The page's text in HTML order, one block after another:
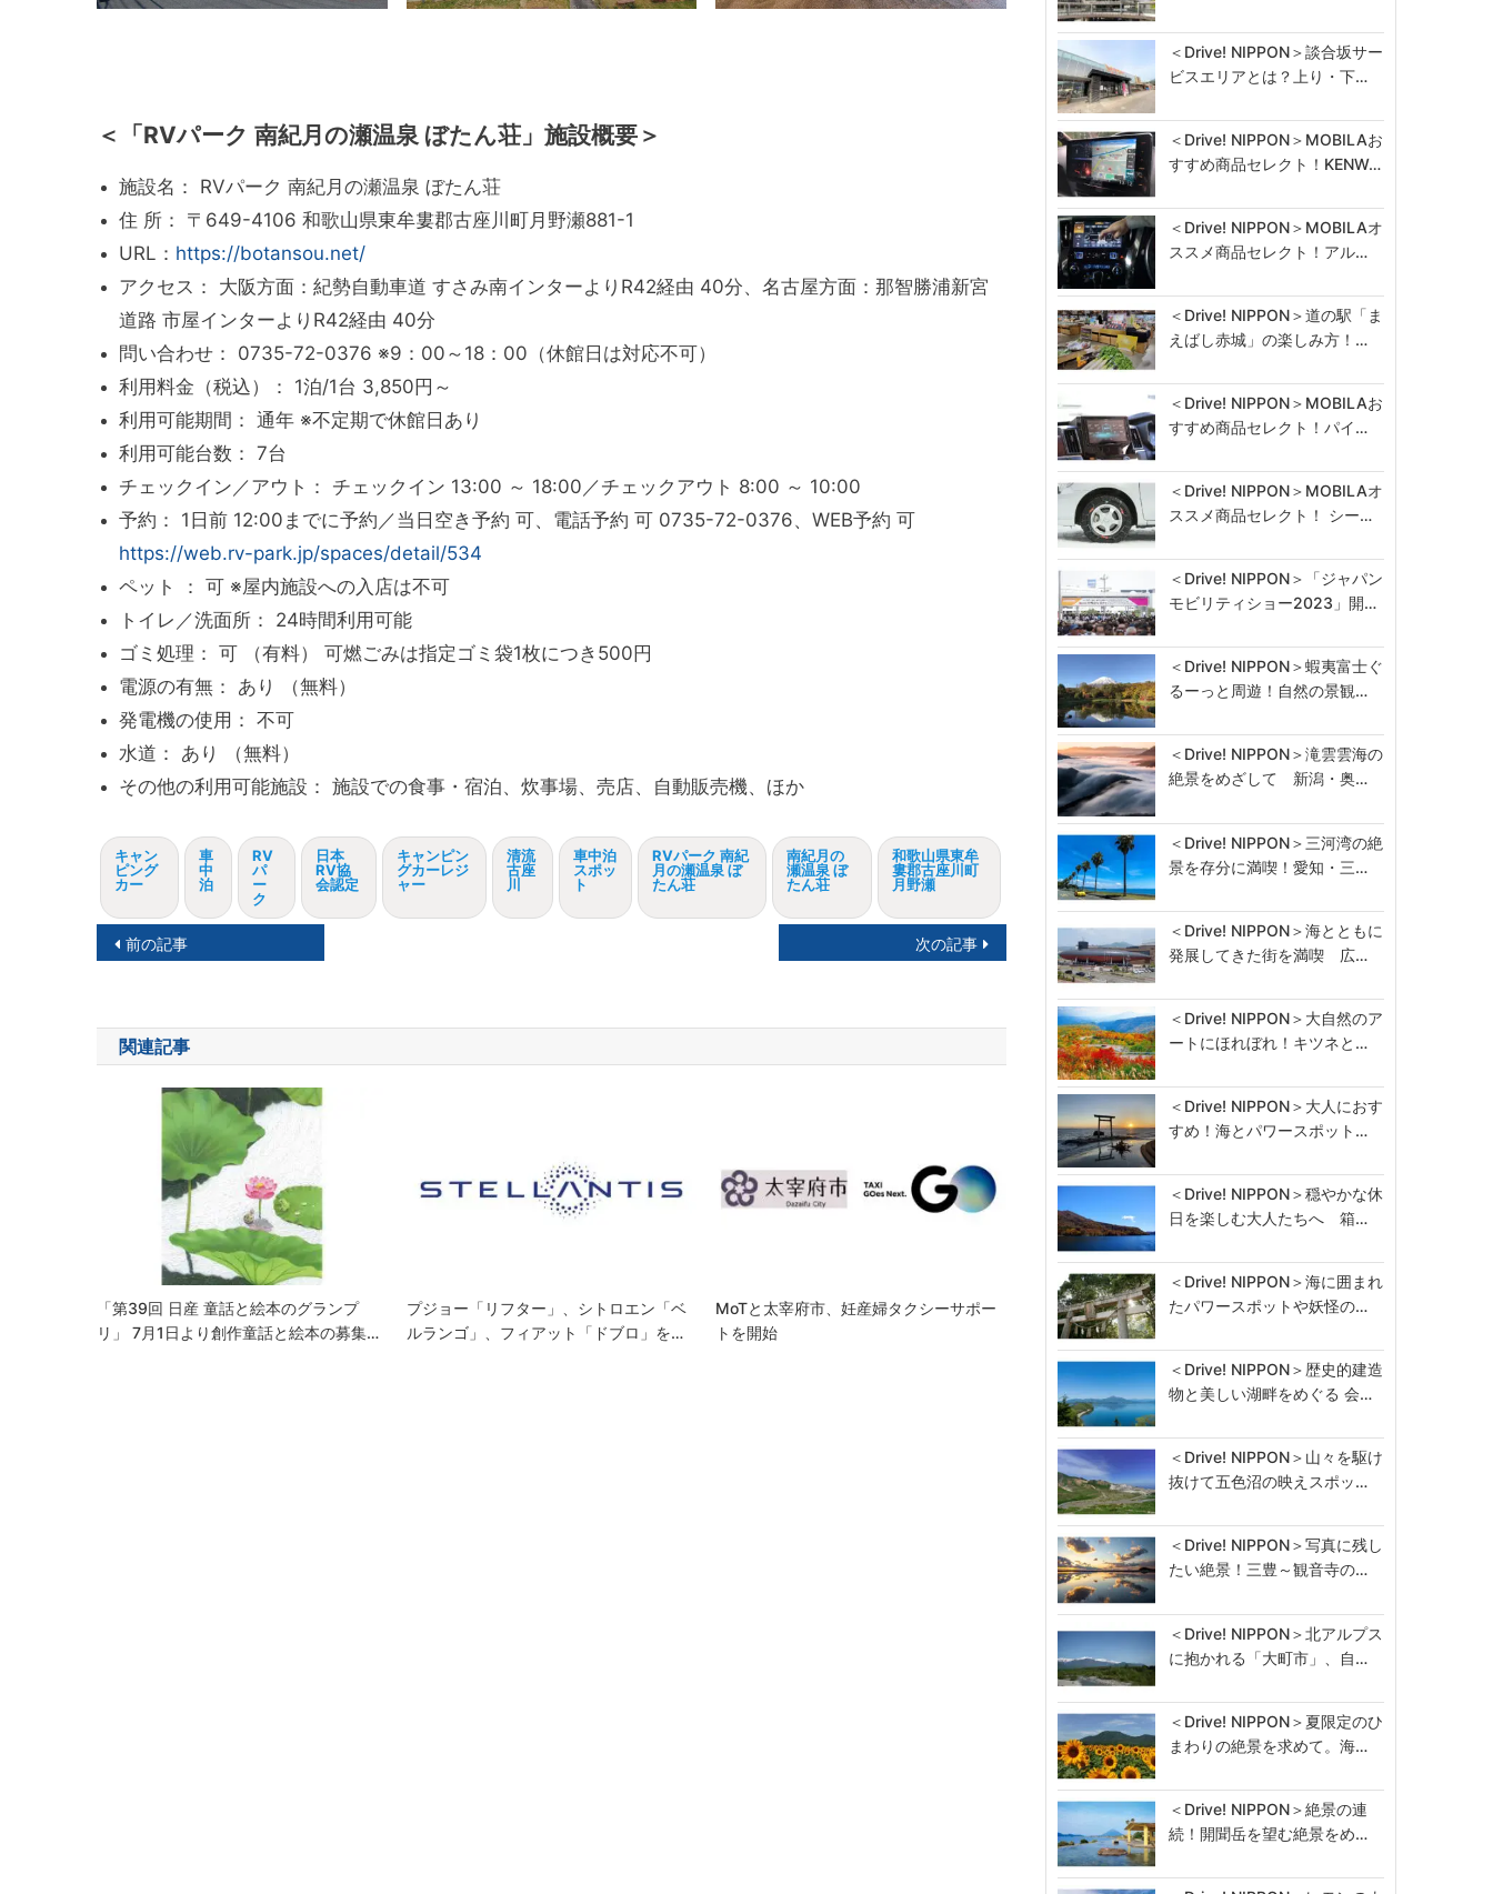
＜「RVパーク 南紀月の瀬温泉 ぼたん荘」施設概要＞
施設名： RVパーク 南紀月の瀬温泉 ぼたん荘
住 所： 〒649-4106 和歌山県東牟婁郡古座川町月野瀬881-1
URL： https://botansou.net/
アクセス： 大阪方面：紀勢自動車道 すさみ南インターよりR42経由 40分、名古屋方面：那智勝浦新宮
道路 市屋インターよりR42経由 40分
問い合わせ： 0735-72-0376 ※9：00～18：00（休館日は対応不可）
利用料金（税込）： 1泊/1台 3,850円～
利用可能期間： 通年 ※不定期で休館日あり
利用可能台数： 7台
チェックイン／アウト： チェックイン 13:00 ～ 18:00／チェックアウト 8:00 ～ 10:00
予約： 1日前 12:00までに予約／当日空き予約 可、電話予約 可 0735-72-0376、WEB予約 可
https://web.rv-park.jp/spaces/detail/534
ペット ： 可 ※屋内施設への入店は不可
トイレ／洗面所： 24時間利用可能
ゴミ処理： 可 （有料） 可燃ごみは指定ゴミ袋1枚につき500円
電源の有無： あり （無料）
発電機の使用： 不可
水道： あり （無料）
その他の利用可能施設： 施設での食事・宿泊、炊事場、売店、自動販売機、ほか
キャン
ピング
カー
車
中
泊
RV
パ
ー
ク
日本
RV協
会認定
キャンピン
グカーレジ
ャー
清流
古座
川
車中泊
スポッ
ト
RVパーク 南紀
月の瀬温泉 ぼ
たん荘
南紀月の
瀬温泉 ぼ
たん荘
和歌山県東牟
婁郡古座川町
月野瀬
投
ナ
ビ
ン
前の記事 次の記事
関連記事
「第39回 日産 童話と絵本のグランプ
リ」 7月1日より創作童話と絵本の募集…
プジョー「リフター」、シトロエン「ベ
ルランゴ」、フィアット「ドブロ」を…
MoTと太宰府市、妊産婦タクシーサポー
トを開始
＜Drive! NIPPON＞談合坂サー
ビスエリアとは？上り・下…
＜Drive! NIPPON＞MOBILAお
すすめ商品セレクト！KENW…
＜Drive! NIPPON＞MOBILAオ
ススメ商品セレクト！アル…
＜Drive! NIPPON＞道の駅「ま
えばし赤城」の楽しみ方！…
＜Drive! NIPPON＞MOBILAお
すすめ商品セレクト！パイ…
＜Drive! NIPPON＞MOBILAオ
ススメ商品セレクト！ シー…
＜Drive! NIPPON＞「ジャパン
モビリティショー2023」開…
＜Drive! NIPPON＞蝦夷富士ぐ
るーっと周遊！自然の景観…
＜Drive! NIPPON＞滝雲雲海の
絶景をめざして 新潟・奥…
＜Drive! NIPPON＞三河湾の絶
景を存分に満喫！愛知・三…
＜Drive! NIPPON＞海とともに
発展してきた街を満喫 広…
＜Drive! NIPPON＞大自然のア
ートにほれぼれ！キツネと…
＜Drive! NIPPON＞大人におす
すめ！海とパワースポット…
＜Drive! NIPPON＞穏やかな休
日を楽しむ大人たちへ 箱…
＜Drive! NIPPON＞海に囲まれ
たパワースポットや妖怪の…
＜Drive! NIPPON＞歴史的建造
物と美しい湖畔をめぐる 会…
＜Drive! NIPPON＞山々を駆け
抜けて五色沼の映えスポッ…
＜Drive! NIPPON＞写真に残し
たい絶景！三豊～観音寺の…
＜Drive! NIPPON＞北アルプス
に抱かれる「大町市」、自…
＜Drive! NIPPON＞夏限定のひ
まわりの絶景を求めて。海…
＜Drive! NIPPON＞絶景の連
続！開聞岳を望む絶景をめ…